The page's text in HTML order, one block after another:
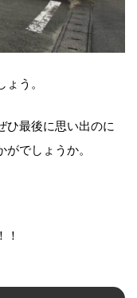
う。
ひ最後に思い出のに
でしょうか。